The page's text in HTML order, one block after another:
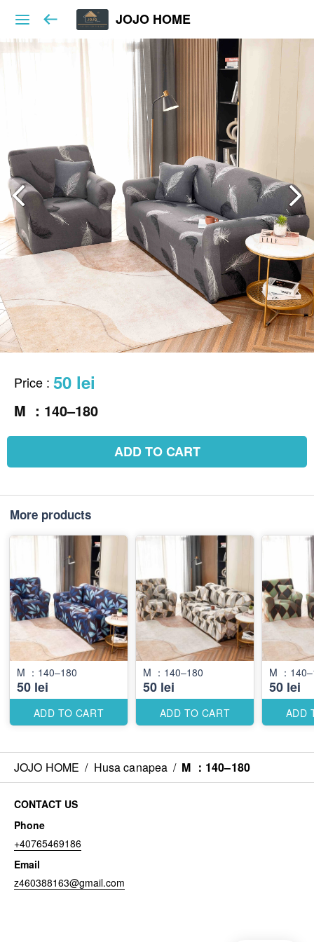
JOJO HOME
Price : 50 lei
M ：140–180
ADD TO CART
More products
M ：140–180
50 lei
ADD TO CART
M ：140–180
50 lei
ADD TO CART
M ：
50 lei
ADD
JOJO HOME / Husa canapea / M ：140–180
CONTACT US
Phone
+40765469186
Email
z460388163@gmail.com